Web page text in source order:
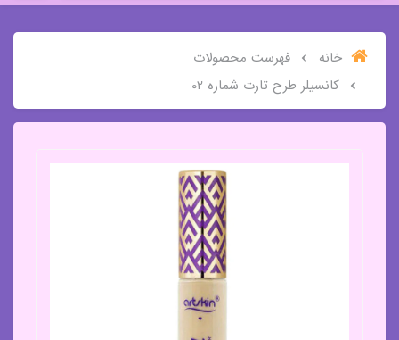
خانه
فهرست محصولات
کانسیلر طرح تارت شماره 02